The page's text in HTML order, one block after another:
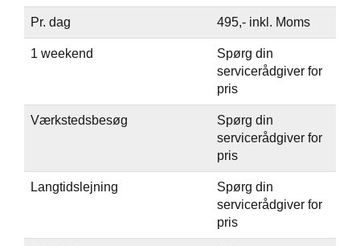
Pr. dag 495,- inkl. Moms
1 weekend
Spørg din
servicerådgiver for
pris
Værkstedsbesøg
Spørg din
servicerådgiver for
pris
Langtidslejning
Spørg din
servicerådgiver for
pris